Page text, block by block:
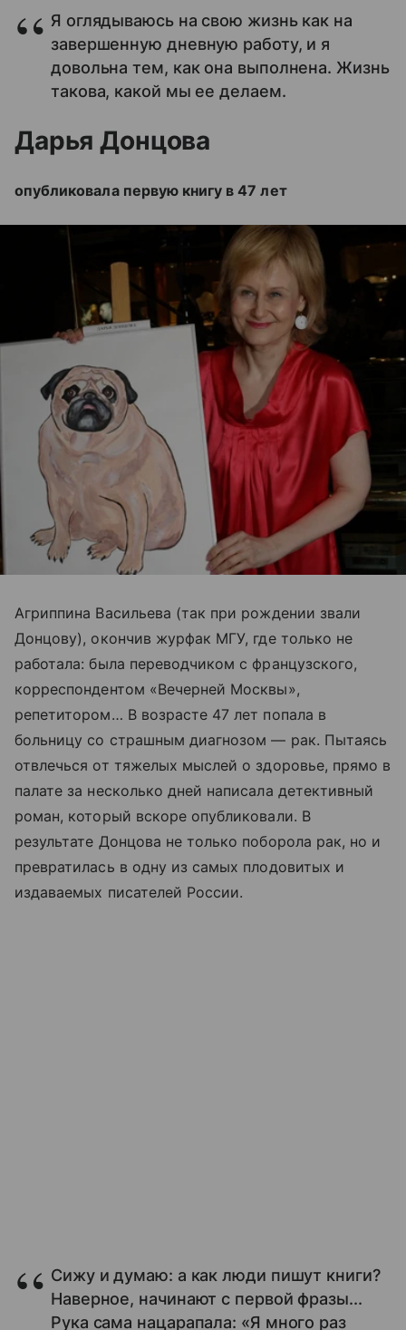
Я оглядываюсь на свою жизнь как на
завершенную дневную работу, и я
довольна тем, как она выполнена. Жизнь
такова, какой мы ее делаем.
Дарья Донцова
опубликовала первую книгу в 47 лет
Агриппина Васильева (так при рождении звали
Донцову), окончив журфак МГУ, где только не
работала: была переводчиком с французского,
корреспондентом «Вечерней Москвы»,
репетитором… В возрасте 47 лет попала в
больницу со страшным диагнозом — рак. Пытаясь
отвлечься от тяжелых мыслей о здоровье, прямо в
палате за несколько дней написала детективный
роман, который вскоре опубликовали. В
результате Донцова не только поборола рак, но и
превратилась в одну из самых плодовитых и
издаваемых писателей России.
Сижу и думаю: а как люди пишут книги?
Наверное, начинают с первой фразы...
Рука сама нацарапала: «Я много раз